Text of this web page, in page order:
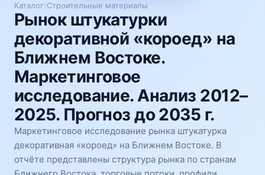
Каталог/Строительные материалы
Рынок штукатурки
декоративной «короед» на
Ближнем Востоке.
Маркетинговое
исследование. Анализ 2012–
2025. Прогноз до 2035 г.
Маркетинговое исследование рынка штукатурка
декоративная «короед» на Ближнем Востоке. В
отчёте представлены структура рынка по странам